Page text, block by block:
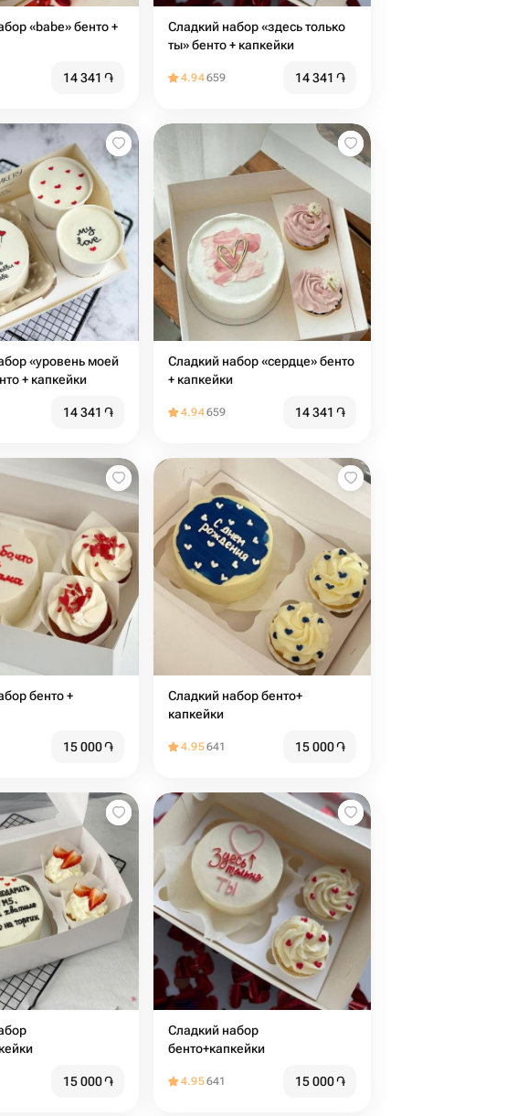
«babe» бенто +
14 341 ֏
Сладкий набор «здесь только
ты» бенто + капкейки
4.94659 14 341 ֏
«уровень моей
+ капкейки
14 341 ֏
Сладкий набор «сердце» бенто
+ капкейки
4.94659 14 341 ֏
15 000֏
Сладкий набор бенто+
капкейки
4.95641 15 000֏
15 000֏
Сладкий набор
бенто+капкейки
4.95641 15 000֏